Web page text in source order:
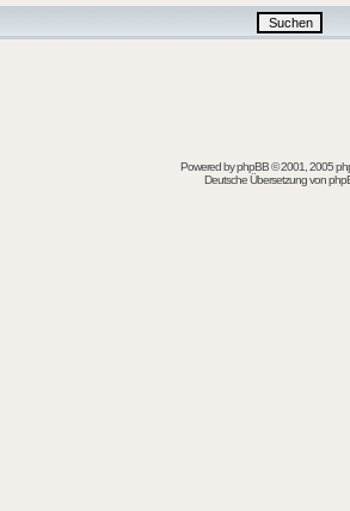
Powered byphpBB© 2001, 2005
Deutsche Übersetzung von